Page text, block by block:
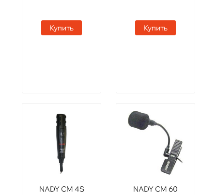
Купить Купить
NADY CM 4S NADY CM 60